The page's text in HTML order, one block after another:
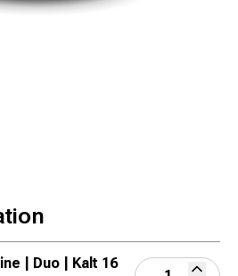
| Duo | Kalt 16